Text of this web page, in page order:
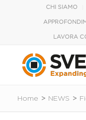
CHI SIAMO
LAVORA
Home > NEWS >